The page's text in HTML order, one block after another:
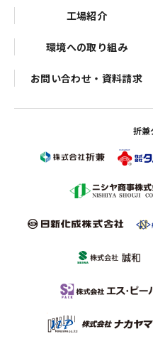
工場紹介
環境への取り組み
お問い合わせ・資料請求
折兼